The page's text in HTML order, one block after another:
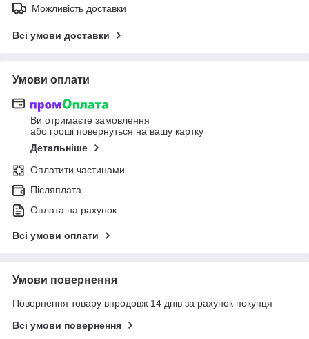
Можливість доставки
Всі умови доставки
Умови оплати
Ви отримаєте замовлення
або гроші повернуться на вашу картку
Детальніше
Оплатити частинами
Післяплата
Оплата на рахунок
Всі умови оплати
Умови повернення
Повернення товару впродовж 14 днів за рахунок покупця
Всі умови повернення